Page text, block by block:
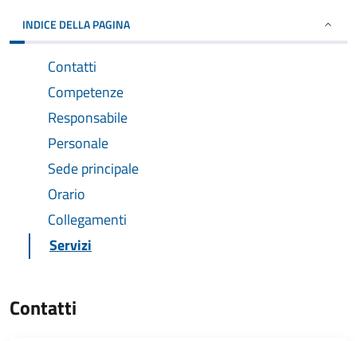
INDICE DELLA PAGINA
Contatti
Competenze
Responsabile
Personale
Sede principale
Orario
Collegamenti
Servizi
Contatti